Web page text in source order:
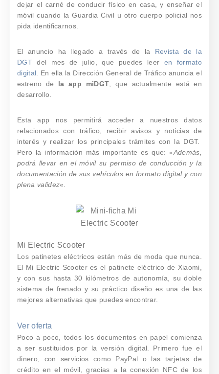
dejar el carné de conducir físico en casa, y enseñar el
móvil cuando la Guardia Civil u otro cuerpo policial nos
pida identificarnos.
El anuncio ha llegado a través de la Revista de la
DGTdel mes de julio, que puedes leer en formato
digital . En ella la Dirección General de Tráfico anuncia el
estreno de la app miDGT , que actualmente está en
desarrollo.
Esta app nos permitirá acceder a nuestros datos
relacionados con tráfico, recibir avisos y noticias de
interés y realizar los principales trámites con la DGT.
Pero la información más importante es que: «Además,
podrá llevar en el móvil su permiso de conducción y la
documentación de sus vehículos en formato digital y con
plena validez«.
Mi Electric Scooter
Los patinetes eléctricos están más de moda que nunca.
El Mi Electric Scooter es el patinete eléctrico de Xiaomi,
y con sus hasta 30 kilómetros de autonomía, su doble
sistema de frenado y su práctico diseño es una de las
mejores alternativas que puedes encontrar.
Ver oferta
Poco a poco, todos los documentos en papel comienza
a ser sustituidos por la versión digital. Primero fue el
dinero, con servicios como PayPal o las tarjetas de
crédito en el móvil, gracias a la conexión NFC de los